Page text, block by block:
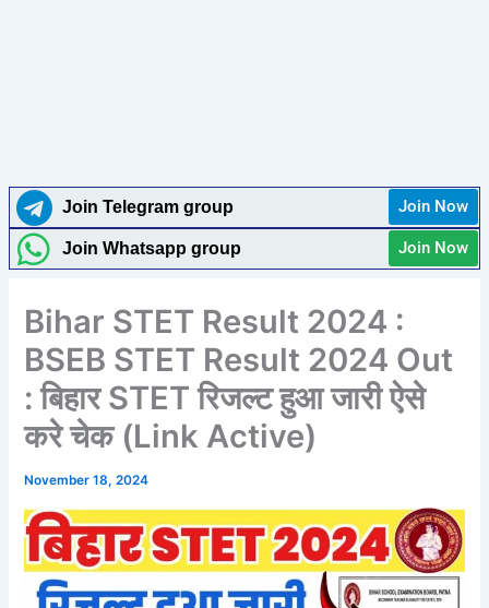
Join Telegram group Join Now
Join Whatsapp group Join Now
Bihar STET Result 2024 :
BSEB STET Result 2024 Out
: बिहार STET रिजल्ट हुआ जारी ऐसे
करे चेक (Link Active)
November 18, 2024